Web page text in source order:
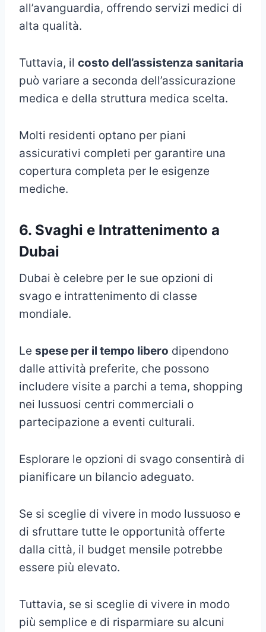
all’avanguardia, offrendo servizi medici di
alta qualità.
Tuttavia, il costo dell’assistenza sanitaria
può variare a seconda dell’assicurazione
medica e della struttura medica scelta.
Molti residenti optano per piani
assicurativi completi per garantire una
copertura completa per le esigenze
mediche.
6. Svaghi e Intrattenimento a
Dubai
Dubai è celebre per le sue opzioni di
svago e intrattenimento di classe
mondiale.
Le spese per il tempo libero dipendono
dalle attività preferite, che possono
includere visite a parchi a tema, shopping
nei lussuosi centri commerciali o
partecipazione a eventi culturali.
Esplorare le opzioni di svago consentirà di
pianificare un bilancio adeguato.
Se si sceglie di vivere in modo lussuoso e
di sfruttare tutte le opportunità offerte
dalla città, il budget mensile potrebbe
essere più elevato.
Tuttavia, se si sceglie di vivere in modo
più semplice e di risparmiare su alcuni